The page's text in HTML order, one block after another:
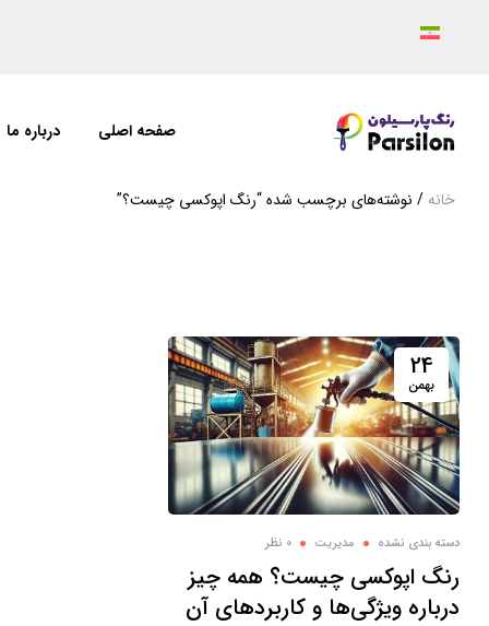
صفحه اصلی درباره ما
خانه / نوشته‌های برچسب شده “رنگ اپوکسی چیست؟”
24
بهمن
دسته بندی نشده مدیریت 0 نظر
رنگ اپوکسی چیست؟ همه چیز
درباره ویژگی‌ها و کاربردهای آن